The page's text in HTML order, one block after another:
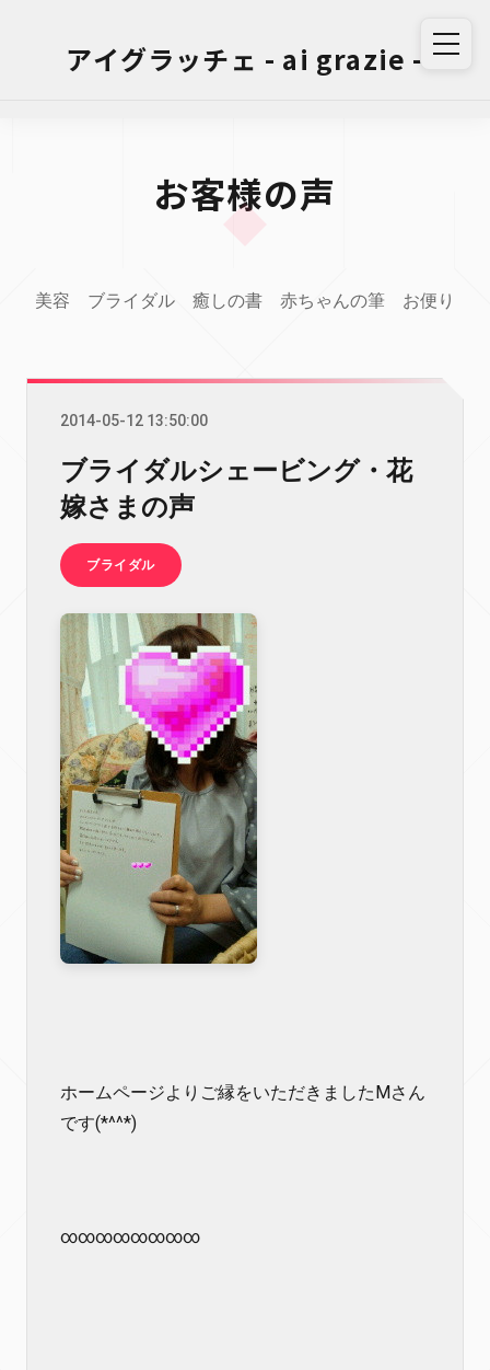
アイグラッチェ - ai grazie -
お客様の声
美容 ブライダル 癒しの書 赤ちゃんの筆 お便り
2014-05-12 13:50:00
ブライダルシェービング・花
嫁さまの声
ブライダル
ホームページよりご縁をいただきましたMさん
です(*^^*)
∞∞∞∞∞∞∞∞